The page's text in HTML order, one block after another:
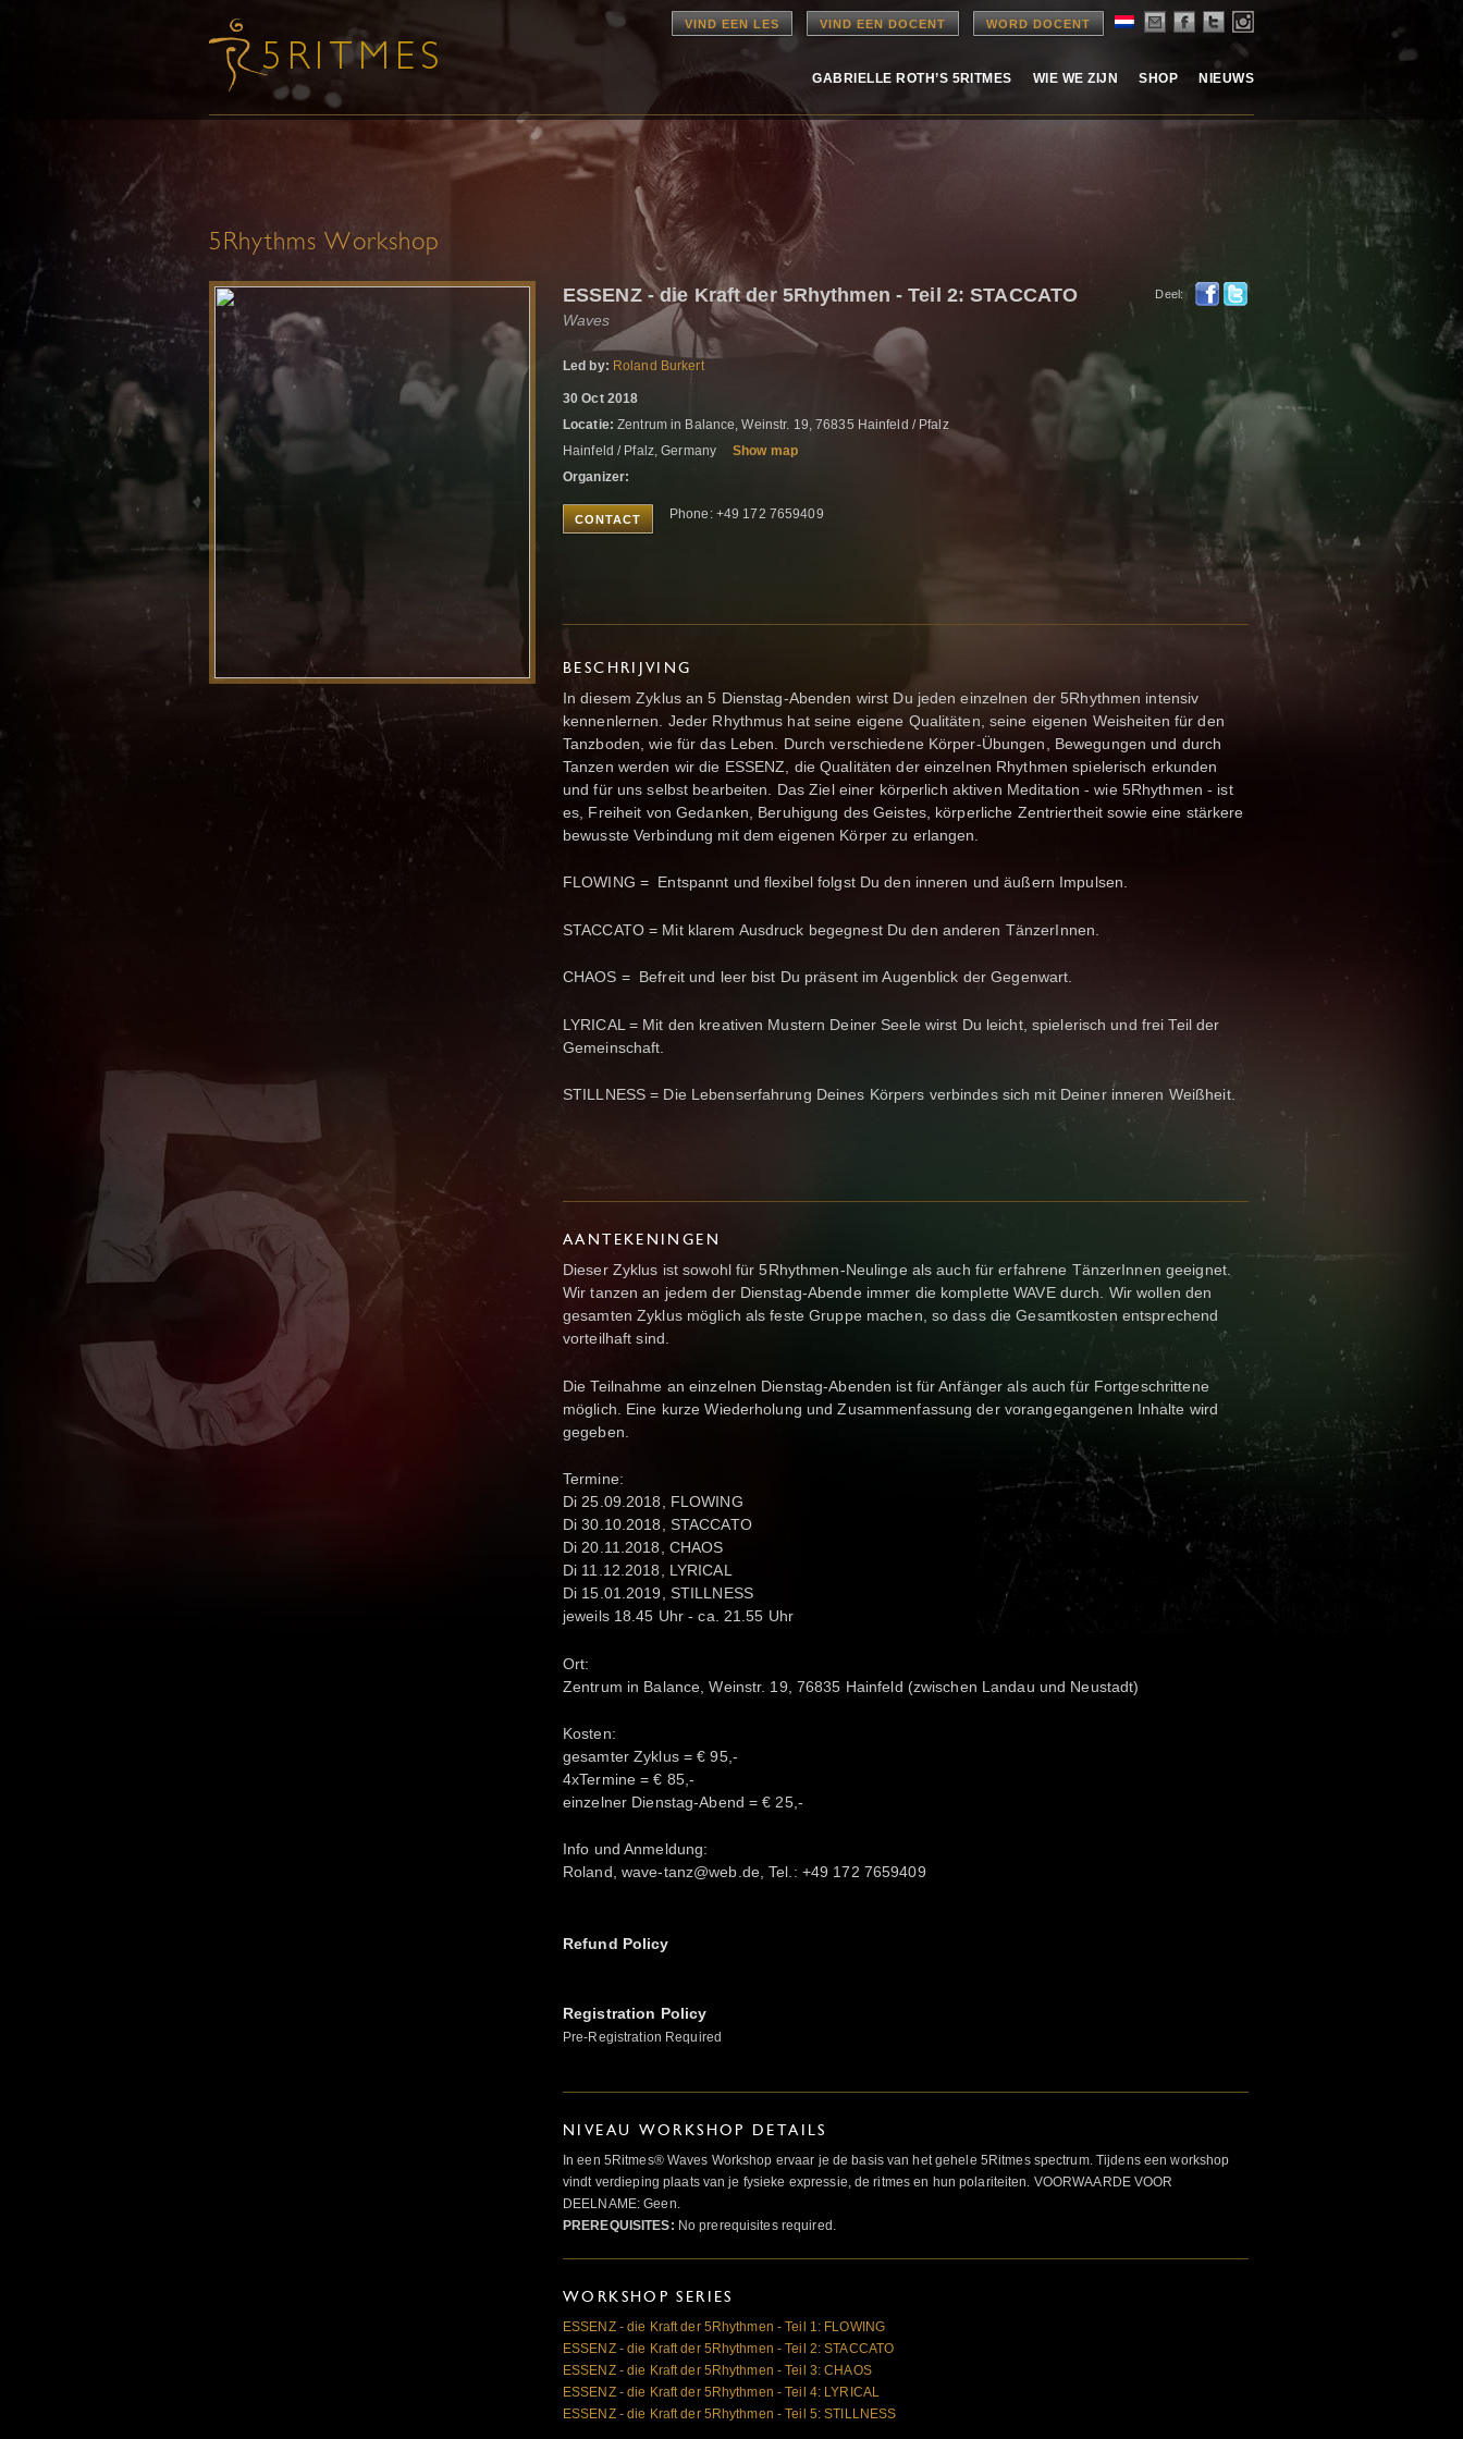
VIND EEN LES VIND EEN DOCENT WORD DOCENT
GABRIELLE ROTH’S 5RITMES WIE WE ZIJN SHOP NIEUWS
5Rhythms Workshop
Deel:
ESSENZ - die Kraft der 5Rhythmen - Teil 2: STACCATO
Waves
Led by: Roland Burkert
30 Oct 2018
Locatie: Zentrum in Balance, Weinstr. 19, 76835 Hainfeld / Pfalz
Hainfeld / Pfalz, Germany
Show map
Organizer:
CONTACT Phone: +49 172 7659409
BESCHRIJVING
In diesem Zyklus an 5 Dienstag-Abenden wirst Du jeden einzelnen der 5Rhythmen intensiv
kennenlernen. Jeder Rhythmus hat seine eigene Qualitäten, seine eigenen Weisheiten für den
Tanzboden, wie für das Leben. Durch verschiedene Körper-Übungen, Bewegungen und durch
Tanzen werden wir die ESSENZ, die Qualitäten der einzelnen Rhythmen spielerisch erkunden
und für uns selbst bearbeiten. Das Ziel einer körperlich aktiven Meditation - wie 5Rhythmen - ist
es, Freiheit von Gedanken, Beruhigung des Geistes, körperliche Zentriertheit sowie eine stärkere
bewusste Verbindung mit dem eigenen Körper zu erlangen.
FLOWING = Entspannt und flexibel folgst Du den inneren und äußern Impulsen.
STACCATO = Mit klarem Ausdruck begegnest Du den anderen TänzerInnen.
CHAOS = Befreit und leer bist Du präsent im Augenblick der Gegenwart.
LYRICAL = Mit den kreativen Mustern Deiner Seele wirst Du leicht, spielerisch und frei Teil der
Gemeinschaft.
STILLNESS = Die Lebenserfahrung Deines Körpers verbindes sich mit Deiner inneren Weißheit.
AANTEKENINGEN
Dieser Zyklus ist sowohl für 5Rhythmen-Neulinge als auch für erfahrene TänzerInnen geeignet.
Wir tanzen an jedem der Dienstag-Abende immer die komplette WAVE durch. Wir wollen den
gesamten Zyklus möglich als feste Gruppe machen, so dass die Gesamtkosten entsprechend
vorteilhaft sind.
Die Teilnahme an einzelnen Dienstag-Abenden ist für Anfänger als auch für Fortgeschrittene
möglich. Eine kurze Wiederholung und Zusammenfassung der vorangegangenen Inhalte wird
gegeben.
Termine:
Di 25.09.2018, FLOWING
Di 30.10.2018, STACCATO
Di 20.11.2018, CHAOS
Di 11.12.2018, LYRICAL
Di 15.01.2019, STILLNESS
jeweils 18.45 Uhr - ca. 21.55 Uhr
Ort:
Zentrum in Balance, Weinstr. 19, 76835 Hainfeld (zwischen Landau und Neustadt)
Kosten:
gesamter Zyklus = € 95,-
4xTermine = € 85,-
einzelner Dienstag-Abend = € 25,-
Info und Anmeldung:
Roland, wave-tanz@web.de, Tel.: +49 172 7659409
Refund Policy
Registration Policy
Pre-Registration Required
NIVEAU WORKSHOP DETAILS
In een 5Ritmes® Waves Workshop ervaar je de basis van het gehele 5Ritmes spectrum. Tijdens een workshop
vindt verdieping plaats van je fysieke expressie, de ritmes en hun polariteiten. VOORWAARDE VOOR
DEELNAME: Geen.
PREREQUISITES: No prerequisites required.
WORKSHOP SERIES
ESSENZ - die Kraft der 5Rhythmen - Teil 1: FLOWING
ESSENZ - die Kraft der 5Rhythmen - Teil 2: STACCATO
ESSENZ - die Kraft der 5Rhythmen - Teil 3: CHAOS
ESSENZ - die Kraft der 5Rhythmen - Teil 4: LYRICAL
ESSENZ - die Kraft der 5Rhythmen - Teil 5: STILLNESS